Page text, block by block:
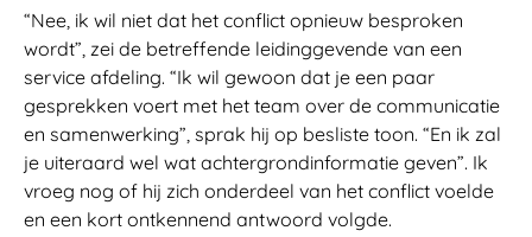
“Nee, ik wil niet dat het conflict opnieuw besproken
wordt”, zei de betreffende leidinggevende van een
service afdeling. “Ik wil gewoon dat je een paar
gesprekken voert met het team over de communicatie
en samenwerking”, sprak hij op besliste toon. “En ik zal
je uiteraard wel wat achtergrondinformatie geven”. Ik
vroeg nog of hij zich onderdeel van het conflict voelde
en een kort ontkennend antwoord volgde.